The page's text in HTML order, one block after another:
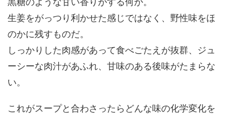
生姜をがっつり利かせた感じではなく、野性味をほ
のかに残すものだ。
しっかりした肉感があって食べごたえが抜群、ジュ
ーシーな肉汁があふれ、甘味のある後味がたまらな
い。
これがスープと合わさったらどんな味の化学変化を